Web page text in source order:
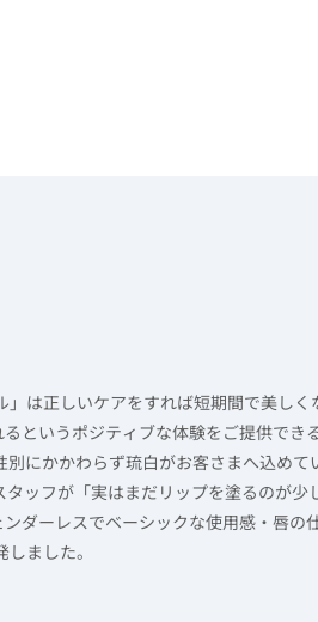
は正しいケアをすれば短期間で美し
というポジティブな体験をご提供でき
にかかわらず琉白がお客さまへ込めて
ッフが「実はまだリップを塗るのが少
ダーレスでベーシックな使用感・唇の
ました。